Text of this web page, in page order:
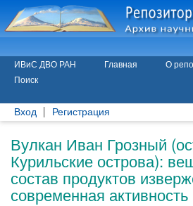
ИВиС ДВО РАН Главная О
Поиск
Вход Регистрация
Вулкан Иван Грозный
Курильские острова):
состав продуктов
современная активность